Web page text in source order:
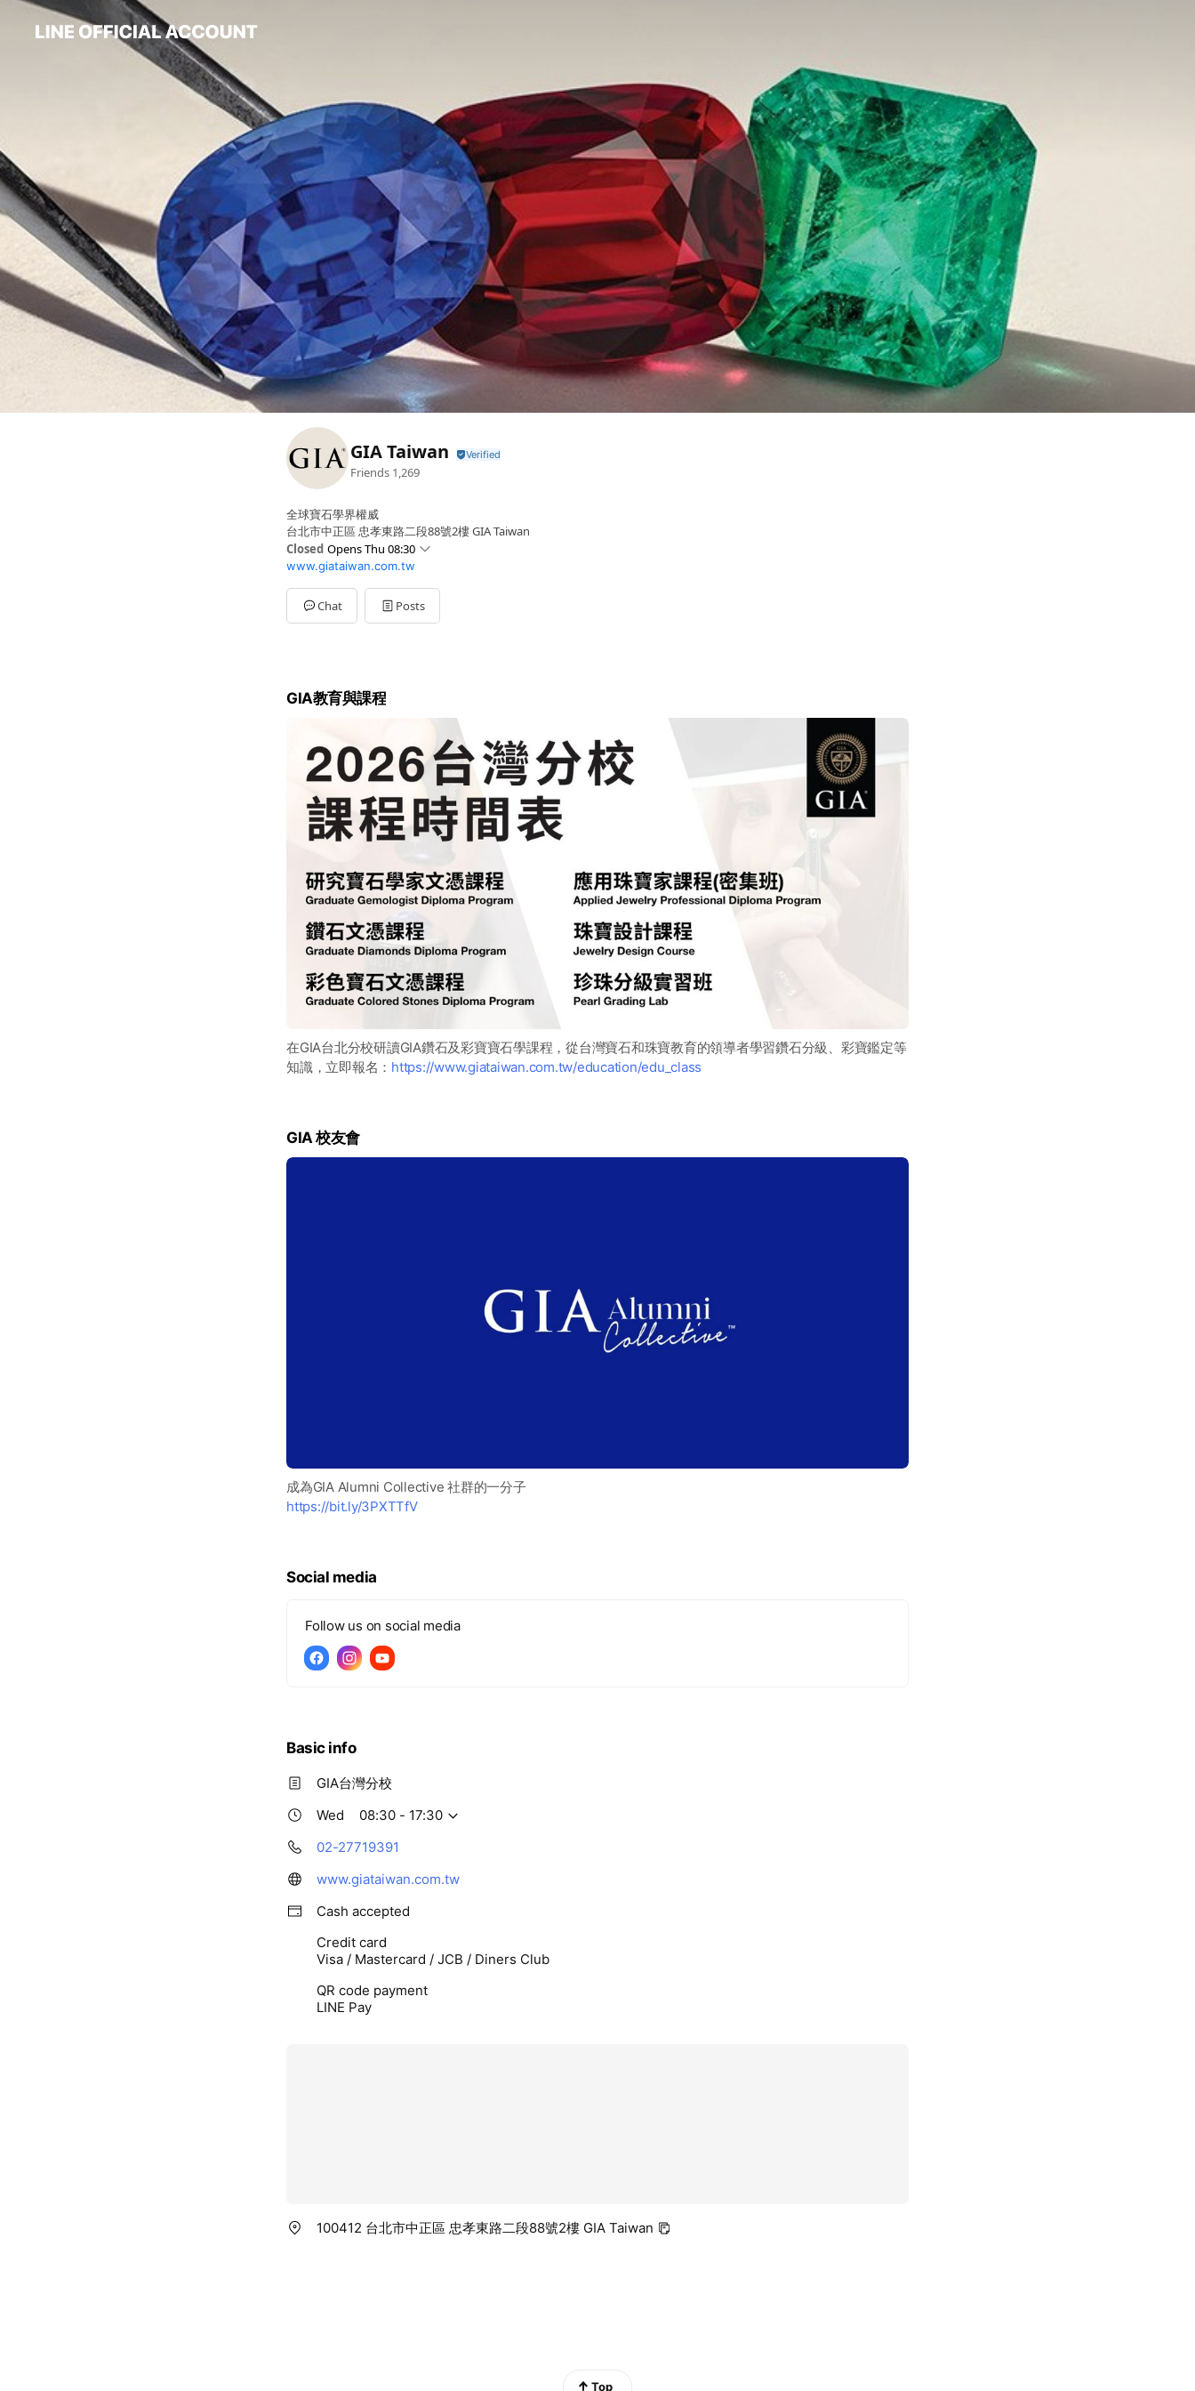
GIA Taiwan
Friends 1,269
全球寶石學界權威
台北市中正區 忠孝東路二段88號2樓 GIA Taiwan
Closed Opens Thu 08:30
SunClosed
Mon08:30 - 17:30
Tue08:30 - 17:30
Wed08:30 - 17:30
www.giataiwan.com.tw
Chat Posts
GIA教育與課程
在GIA台北分校研讀GIA鑽石及彩寶寶石學課程，從台灣寶石和珠寶教育的領導者學習鑽石分級、彩寶鑑定等
知識，立即報名： https://www.giataiwan.com.tw/education/edu_class
GIA 校友會
成為GIA Alumni Collective 社群的一分子
https://bit.ly/3PXTTfV
Social media
Follow us on social media
Basic info
GIA台灣分校
Wed
08:30 - 17:30
02-27719391
www.giataiwan.com.tw
Cash accepted
Credit card
Visa / Mastercard / JCB / Diners Club
QR code payment
LINE Pay
100412 台北市中正區 忠孝東路二段88號2樓 GIA Taiwan
Top